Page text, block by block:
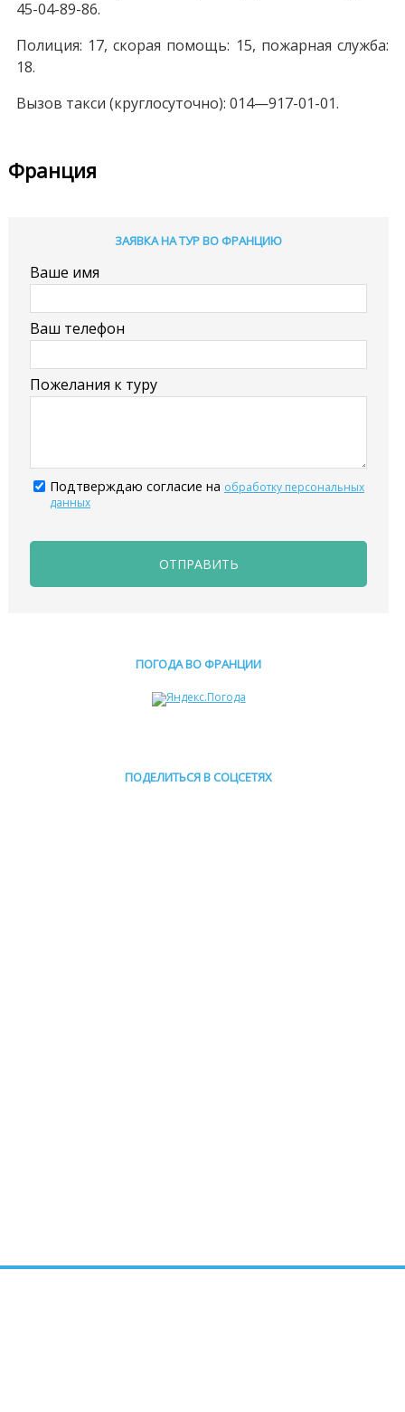
45-04-89-86.
Полиция: 17, скорая помощь: 15, пожарная служба:
18.
Вызов такси (круглосуточно): 014—917-01-01.
Франция
ЗАЯВКА НА ТУР ВО ФРАНЦИЮ
Ваше имя
Ваш телефон
Пожелания к туру
Подтверждаю согласие на обработку персональных
данных
ОТПРАВИТЬ
ПОГОДА ВО ФРАНЦИИ
ПОДЕЛИТЬСЯ В СОЦСЕТЯХ